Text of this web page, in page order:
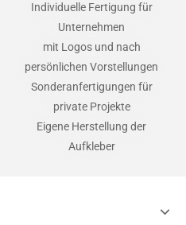
Individuelle Fertigung für
Unternehmen
mit Logos und nach
persönlichen Vorstellungen
Sonderanfertigungen für
private Projekte
Eigene Herstellung der
Aufkleber
expand_more